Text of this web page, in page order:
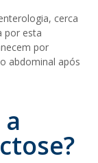
cerca
por esta
por
abdominal após